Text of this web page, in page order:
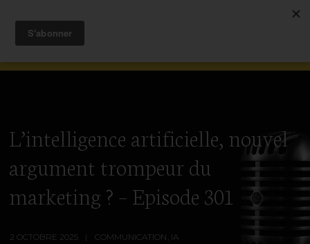
L’intelligence artificielle, nouvel
argument trompeur du
marketing ? – Episode 301
2 OCTOBRE 2025 COMMUNICATION IA